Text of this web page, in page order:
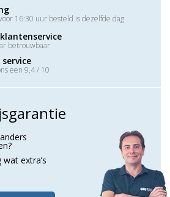
16:30 uur besteld is dezelfde dag
betrouwbaar
een 9,4 / 10
extra’s